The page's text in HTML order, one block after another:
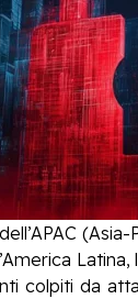
colpiti da